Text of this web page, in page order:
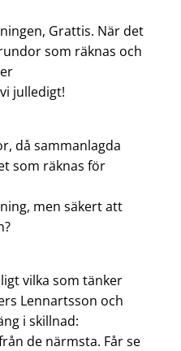
Grattis. När det
som räknas och
julledigt!
då sammanlagda
som räknas för
men säkert att
vilka som tänker
Lennartsson och
i skillnad:
de närmsta. Får se